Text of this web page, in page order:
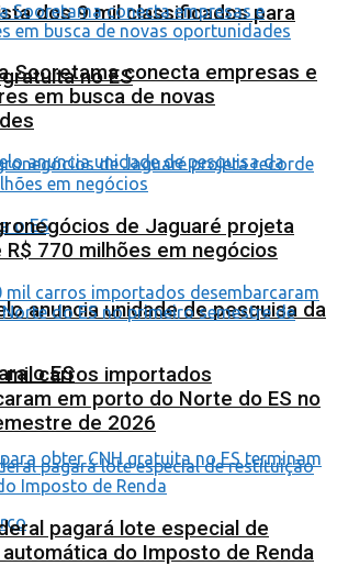
dos 9 mil classificados para
no ES
anuncia unidade de pesquisa da
o ES
Sooretama conecta empresas e
em busca de novas
de Jaguaré projeta
770 milhões em negócios
mil carros importados
em porto do Norte do ES no
de 2026
pagará lote especial de
do Imposto de Renda